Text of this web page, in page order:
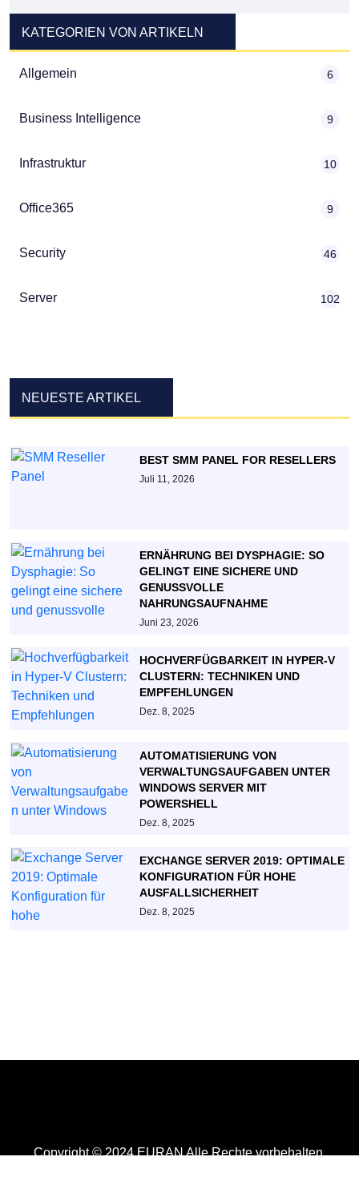
KATEGORIEN VON ARTIKELN
Allgemein 6
Business Intelligence 9
Infrastruktur 10
Office365 9
Security 46
Server 102
NEUESTE ARTIKEL
BEST SMM PANEL FOR RESELLERS
Juli 11, 2026
ERNÄHRUNG BEI DYSPHAGIE: SO
GELINGT EINE SICHERE UND
GENUSSVOLLE
NAHRUNGSAUFNAHME
Juni 23, 2026
HOCHVERFÜGBARKEIT IN HYPER-V
CLUSTERN: TECHNIKEN UND
EMPFEHLUNGEN
Dez. 8, 2025
AUTOMATISIERUNG VON
VERWALTUNGSAUFGABEN UNTER
WINDOWS SERVER MIT
POWERSHELL
Dez. 8, 2025
EXCHANGE SERVER 2019: OPTIMALE
KONFIGURATION FÜR HOHE
AUSFALLSICHERHEIT
Dez. 8, 2025
Copyright © 2024 EURAN Alle Rechte vorbehalten.